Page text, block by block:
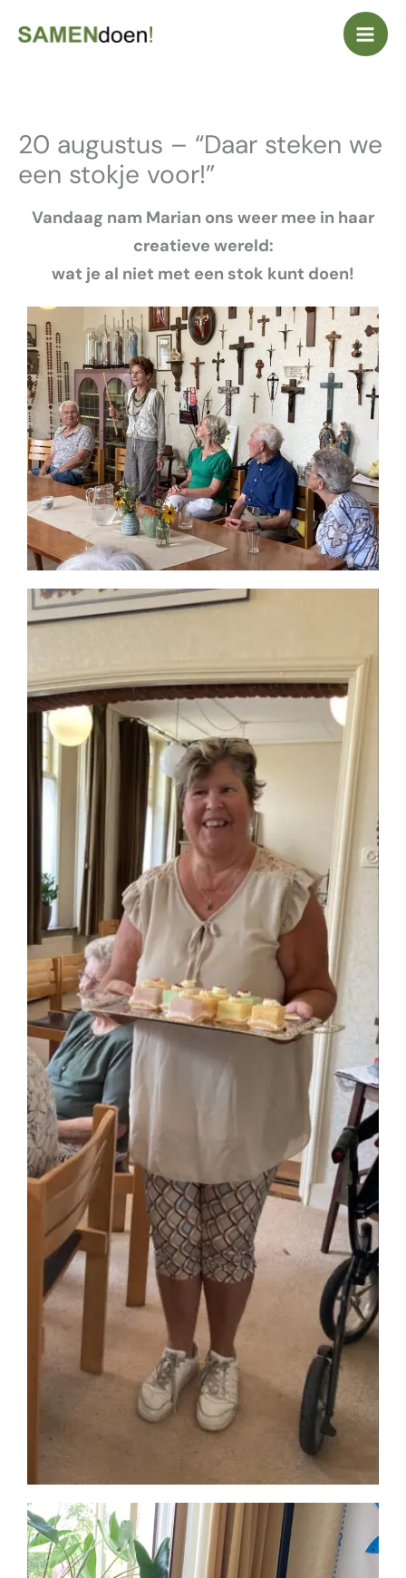
naar
20 augustus – “Daar steken we
een stokje voor!”
Vandaag nam Marian ons weer mee in haar
creatieve wereld:
wat je al niet met een stok kunt doen!